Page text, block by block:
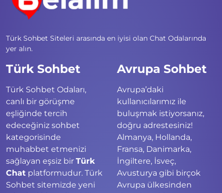
Türk Sohbet Siteleri arasında en iyisi olan Chat Odalarında
yer alın.
Türk Sohbet
Türk Sohbet Odaları,
canlı bir görüşme
eşliğinde tercih
edeceğiniz sohbet
kategorisinde
muhabbet etmenizi
sağlayan eşsiz bir Türk
Chat platformudur. Türk
Sohbet sitemizde yeni
Avrupa Sohbet
Avrupa’daki
kullanıcılarımız ile
buluşmak istiyorsanız,
doğru adrestesiniz!
Almanya, Hollanda,
Fransa, Danimarka,
İngiltere, İsveç,
Avusturya gibi birçok
Avrupa ülkesinden